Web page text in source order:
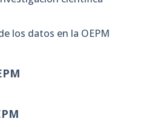
los datos en la OEPM